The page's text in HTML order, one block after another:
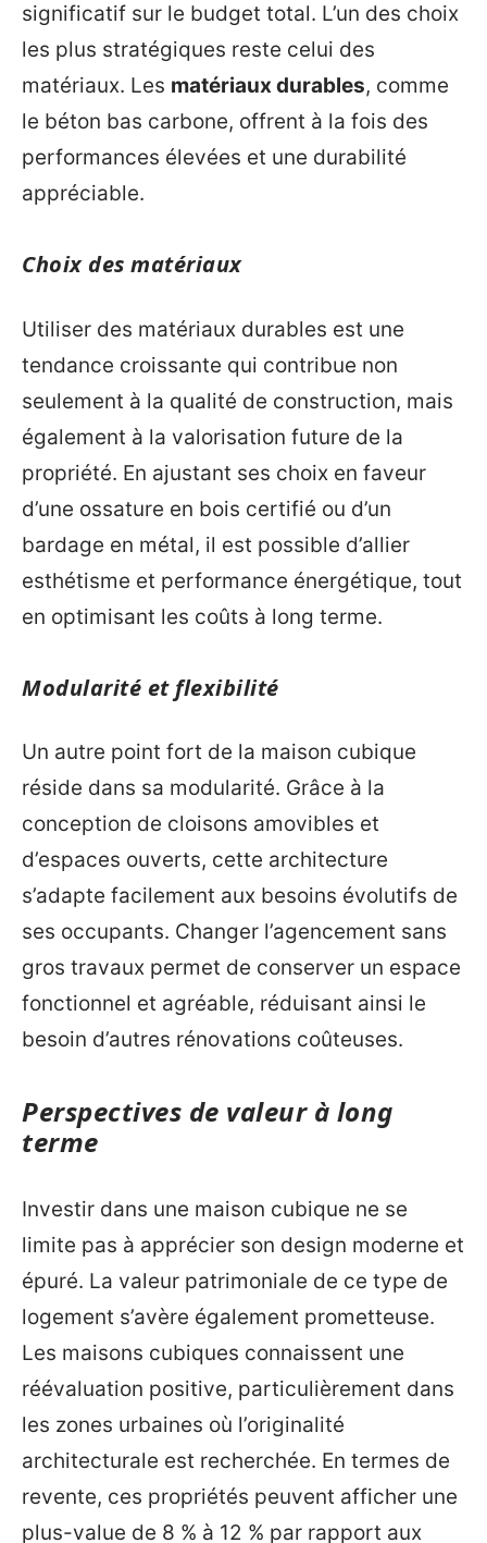
significatif sur le budget total. L’un des choix
les plus stratégiques reste celui des
matériaux. Les matériaux durables, comme
le béton bas carbone, offrent à la fois des
performances élevées et une durabilité
appréciable.
Choix des matériaux
Utiliser des matériaux durables est une
tendance croissante qui contribue non
seulement à la qualité de construction, mais
également à la valorisation future de la
propriété. En ajustant ses choix en faveur
d’une ossature en bois certifié ou d’un
bardage en métal, il est possible d’allier
esthétisme et performance énergétique, tout
en optimisant les coûts à long terme.
Modularité et flexibilité
Un autre point fort de la maison cubique
réside dans sa modularité. Grâce à la
conception de cloisons amovibles et
d’espaces ouverts, cette architecture
s’adapte facilement aux besoins évolutifs de
ses occupants. Changer l’agencement sans
gros travaux permet de conserver un espace
fonctionnel et agréable, réduisant ainsi le
besoin d’autres rénovations coûteuses.
Perspectives de valeur à long
terme
Investir dans une maison cubique ne se
limite pas à apprécier son design moderne et
épuré. La valeur patrimoniale de ce type de
logement s’avère également prometteuse.
Les maisons cubiques connaissent une
réévaluation positive, particulièrement dans
les zones urbaines où l’originalité
architecturale est recherchée. En termes de
revente, ces propriétés peuvent afficher une
plus-value de 8 % à 12 % par rapport aux